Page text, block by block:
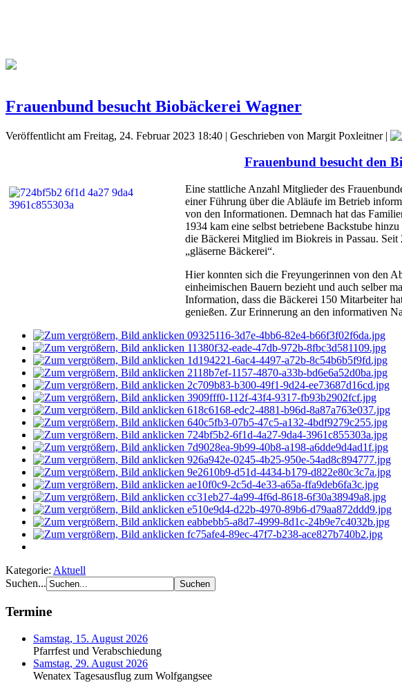
Frauenbund besucht Biobäckerei Wagner
Veröffentlicht am Freitag, 24. Februar 2023 18:40 | Geschrieben von Margit Poxleitner|
Frauenbund besucht den
Eine stattliche Anzahl Mitglieder des
einer Führung über die Abläufe im Betrieb
von den Informationen. Demnach hat das
1934 kam eine selbst betriebene Backstube
die Bäckerei Mitglied im Biokreis in Passau. Seit
„gläserne Bäckerei“.
Hier konnten sich die Freyungerinnen von den
einheimischen Bauern bezieht und auch selber
Information, dass die Bäckerei 150 Mitarbeiter
genießen. Zur Erinnerung an den informativen
Kategorie: Aktuell
Suchen...
Termine
Samstag, 15. August 2026
Pfarrfest und Verabschiedung
Samstag, 29. August 2026
Wenatex Tagesausflug zum Wolfgangsee